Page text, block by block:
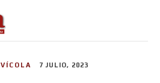
7 JULIO, 2023